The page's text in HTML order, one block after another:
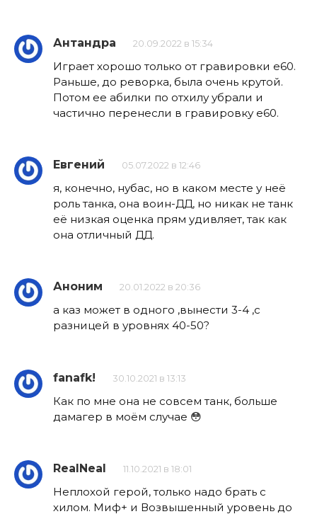
Антандра 20.09.2022 в 15:34
Играет хорошо только от гравировки е60.
Раньше, до реворка, была очень крутой.
Потом ее абилки по отхилу убрали и
частично перенесли в гравировку е60.
Евгений 05.07.2022 в 12:46
я, конечно, нубас, но в каком месте у неё
роль танка, она воин-ДД, но никак не танк
её низкая оценка прям удивляет, так как
она отличный ДД.
Аноним 20.01.2022 в 20:36
а каз может в одного ,вынести 3-4 ,с
разницей в уровнях 40-50?
fanafk! 30.10.2021 в 13:13
Как по мне она не совсем танк, больше
дамагер в моём случае 😳
RealNeal 11.10.2021 в 18:01
Неплохой герой, только надо брать с
хилом. Миф+ и Возвышенный уровень до